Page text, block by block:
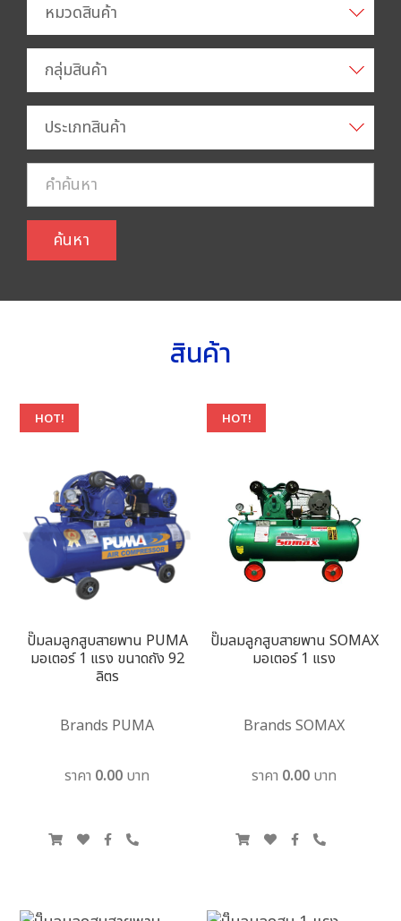
หมวดสินค้า
กลุ่มสินค้า
ประเภทสินค้า
ค้นหา
สินค้า
HOT!
ปั๊มลมลูกสูบสายพาน PUMA
มอเตอร์ 1 แรง ขนาดถัง 92
ลิตร
Brands PUMA
ราคา 0.00 บาท
HOT!
ปั๊มลมลูกสูบสายพาน SOMAX
มอเตอร์ 1 แรง
Brands SOMAX
ราคา 0.00 บาท